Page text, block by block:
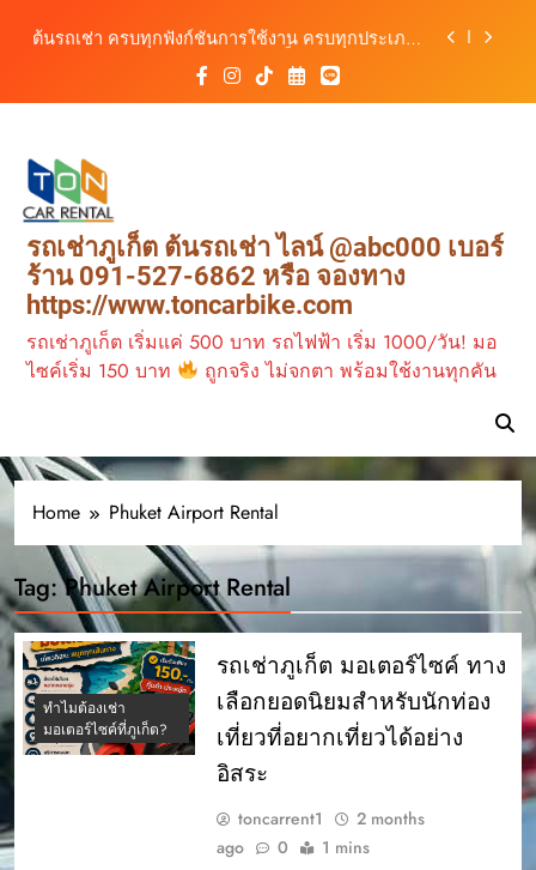
ต้นรถเช่า ครบทุกฟังก์ชันการใช้งาน ครบทุกประเภท
รถ ตอบโจทย์ทุกการเดินทางในภูเก็ต
เช่ารถไฟฟ้าร้านต้นรถเช่า ทางเลือกใหม่ของการ
เที่ยวภูเก็ต ขับเงียบ ประหยัด และทันสมัย
เดินทางสะดวกทุกเส้นทาง
เช่ารถมอเตอร์ไซค์ภูเก็ต กับต้นรถเช่า เดินทาง
สะดวก ราคาประหยัด เริ่มต้นเพียง 150 บาท/วัน
ต้นรถเช่า ครบทุกฟังก์ชันการใช้งาน ครบทุกประเภท
รถ ตอบโจทย์ทุกการเดินทางในภูเก็ต
เช่ารถไฟฟ้าร้านต้นรถเช่า ทางเลือกใหม่ของการ
เที่ยวภูเก็ต ขับเงียบ ประหยัด และทันสมัย
รถเช่าภูเก็ต ต้นรถเช่า ไลน์ @abc000 เบอร์
ร้าน 091-527-6862 หรือ จองทาง
https://www.toncarbike.com
รถเช่าภูเก็ต เริ่มแค่ 500 บาท รถไฟฟ้า เริ่ม 1000/วัน! มอ
ไซค์เริ่ม 150 บาท
ถูกจริง ไม่จกตา พร้อมใช้งานทุกคัน
Home Phuket Airport Rental
Tag:Phuket Airport Rental
ทำไมต้องเช่า
มอเตอร์ไซค์ที่ภูเก็ต?
รถเช่าภูเก็ต มอเตอร์ไซค์ ทาง
เลือกยอดนิยมสำหรับนักท่อง
เที่ยวที่อยากเที่ยวได้อย่าง
อิสระ
toncarrent1
2 months
ago
0 1 mins